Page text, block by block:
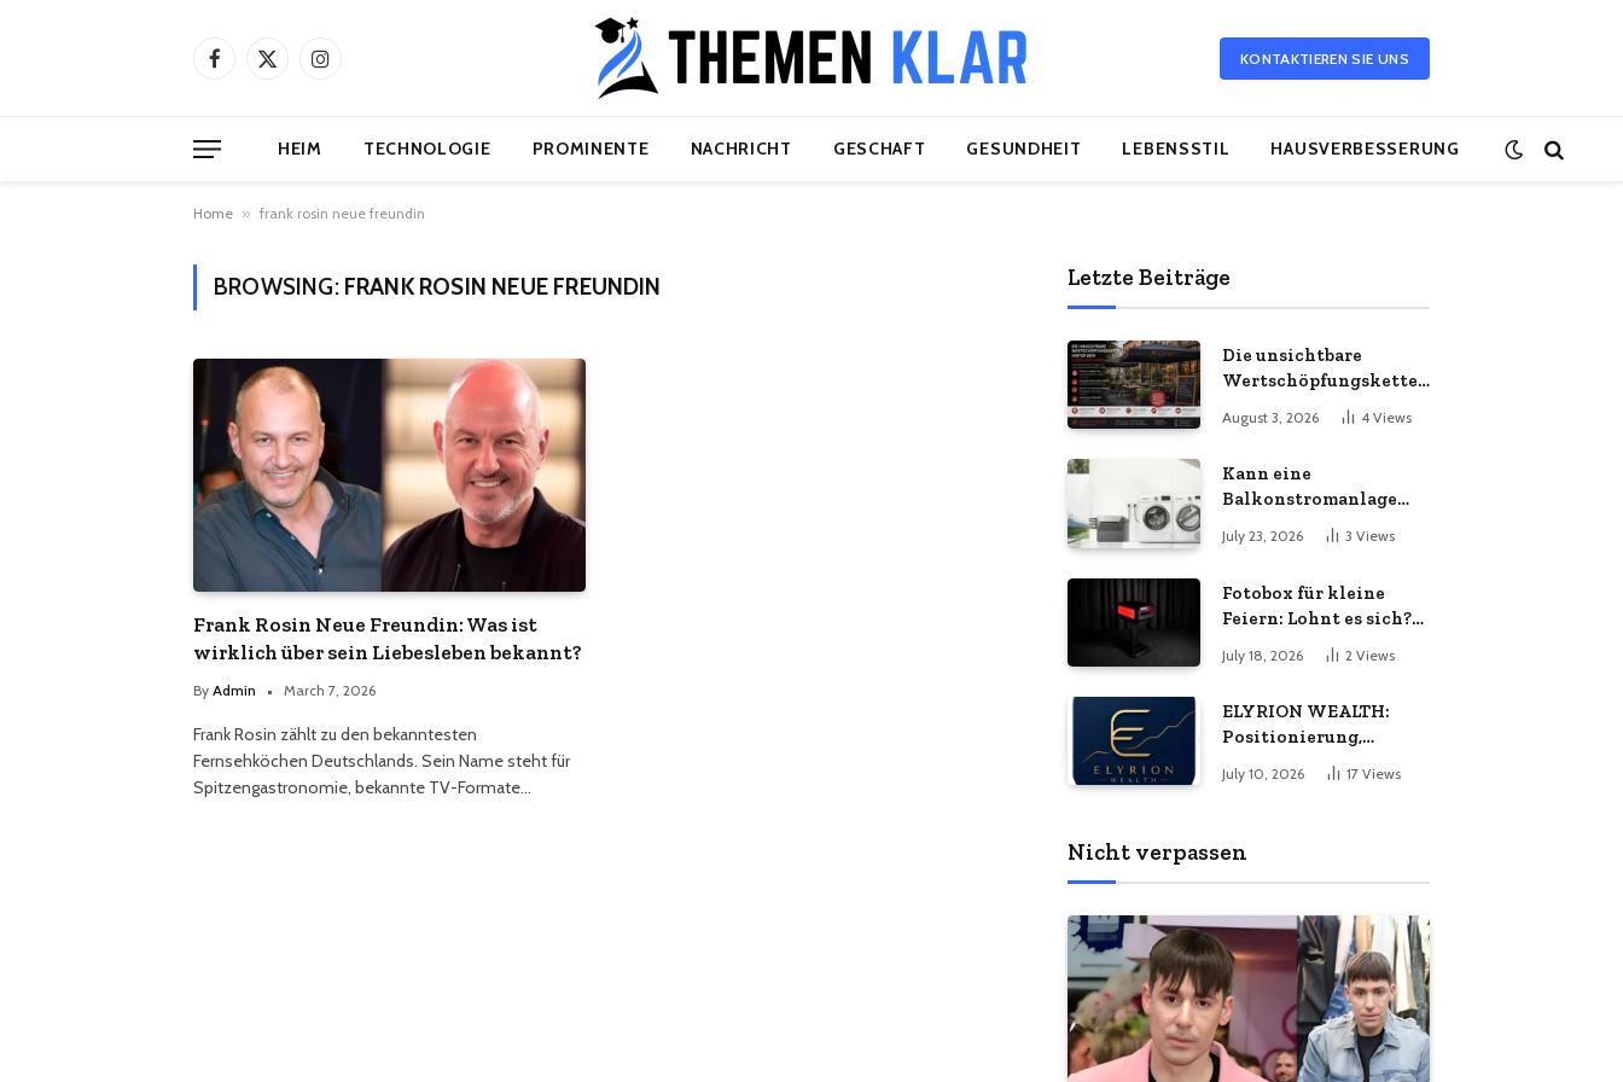
Facebook
X
Instagram KONTAKTIEREN SIE UNS
HEIM TECHNOLOGIE PROMINENTE NACHRICHT GESCHAFT GESUNDHEIT LEBENSSTIL HAUSVERBESSERUNG
Home » frank rosin neue freundin
BROWSING: FRANK ROSIN NEUE FREUNDIN
Frank Rosin Neue Freundin: Was ist
wirklich über sein Liebesleben bekannt?
By Admin March 7, 2026
Frank Rosin zählt zu den bekanntesten
Fernsehköchen Deutschlands. Sein Name steht für
Spitzengastronomie, bekannte TV-Formate…
Letzte Beiträge
Die unsichtbare
Wertschöpfungskette
Sonnenschirm: Was
Fertigung und
unternehmerische
Kontinuität wirklich
August 3, 2026 4 Views
Kann eine
Balkonstromanlage
Energiebedarf
July 23, 2026 3 Views
Fotobox für kleine
Feiern: Lohnt es sich?
Vorteile, Kosten &
Tipps
July 18, 2026 2 Views
ELYRION WEALTH:
Positionierung,
Philosophie und das
Versprechen
July 10, 2026 17 Views
Nicht verpassen